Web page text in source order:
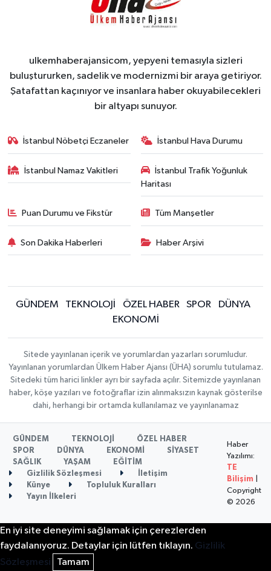
ulkemhaberajansicom, yepyeni temasıyla sizleri
buluştururken, sadelik ve modernizmi bir araya getiriyor.
Şatafattan kaçınıyor ve insanlara haber okuyabilecekleri
bir altyapı sunuyor.
İstanbul Nöbetçi Eczaneler İstanbul Hava Durumu
İstanbul Namaz Vakitleri
İstanbul Trafik Yoğunluk
Haritası
Puan Durumu ve Fikstür Tüm Manşetler
Son Dakika Haberleri Haber Arşivi
GÜNDEM TEKNOLOJİ ÖZEL HABER SPOR
DÜNYA
EKONOMİ
Sitede yayınlanan içerik ve yorumlardan yazarları sorumludur.
Yayınlanan yorumlardan Ülkem Haber Ajansı (ÜHA) sorumlu tutulamaz.
Sitedeki tüm harici linkler ayrı bir sayfada açılır. Sitemizde yayınlanan
haber, köşe yazıları ve fotoğraflar izin alınmaksızın kaynak gösterilse
dahi, herhangi bir ortamda kullanılamaz ve yayınlanamaz
GÜNDEM TEKNOLOJİ
ÖZEL HABER
SPOR
DÜNYA EKONOMİ
SİYASET
SAĞLIK
YAŞAM
EĞİTİM
Gizlilik Sözleşmesi
İletişim
Künye
Topluluk Kuralları
Yayın İlkeleri
Haber
Yazılımı:
TE
Bilişim
Copyright
© 2026
En iyi site deneyimi sağlamak için çerezlerden
faydalanıyoruz. Detaylar için lütfen tıklayın. Gizlilik
Sözleşmesi
Tamam